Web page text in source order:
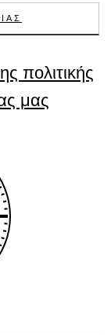
πολιτικής
μας